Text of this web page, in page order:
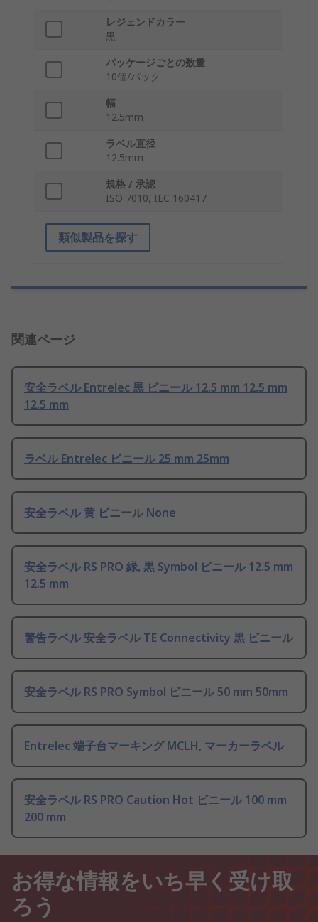
レジェンドカラー
黒
パッケージごとの数量
10個/パック
幅
12.5mm
ラベル直径
12.5mm
規格 / 承認
ISO 7010, IEC 160417
類似製品を探す
関連ページ
安全ラベル Entrelec 黒 ビニール 12.5 mm 12.5 mm
12.5 mm
ラベル Entrelec ビニール 25 mm 25mm
安全ラベル 黄 ビニール None
安全ラベル RS PRO 緑, 黒 Symbol ビニール 12.5 mm
12.5 mm
警告ラベル 安全ラベル TE Connectivity 黒 ビニール
安全ラベル RS PRO Symbol ビニール 50 mm 50mm
Entrelec 端子台マーキング MCLH, マーカーラベル
安全ラベル RS PRO Caution Hot ビニール 100 mm
200 mm
お得な情報をいち早く受け取
ろう